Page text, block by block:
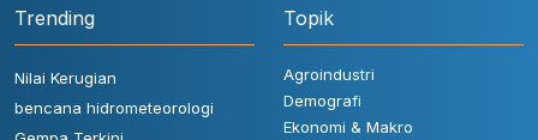
Trending
Nilai Kerugian
bencana hidrometeorologi
Topik
Agroindustri
Demografi
Ekonomi & Makro